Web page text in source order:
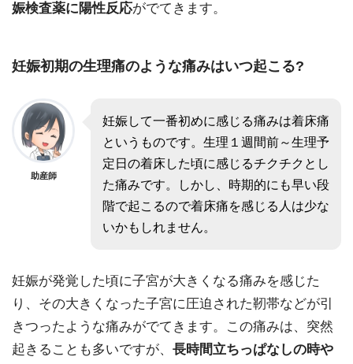
娠検査薬に陽性反応がでてきます。
妊娠初期の生理痛のような痛みはいつ起こる?
助産師
妊娠して一番初めに感じる痛みは着床痛
というものです。生理１週間前～生理予
定日の着床した頃に感じるチクチクとし
た痛みです。しかし、時期的にも早い段
階で起こるので着床痛を感じる人は少な
いかもしれません。
妊娠が発覚した頃に子宮が大きくなる痛みを感じた
り、その大きくなった子宮に圧迫された靭帯などが引
きつったような痛みがでてきます。この痛みは、突然
起きることも多いですが、 長時間立ちっぱなしの時や